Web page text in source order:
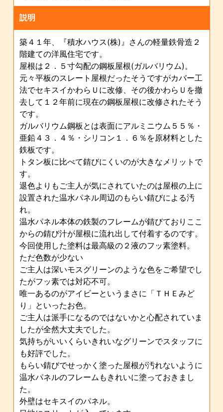
説明
築４１年、『積水ハウス(株)』さんの軽量鉄骨造２
階建ての洋風住宅です。
屋根は２．５寸勾配の鋼板屋根(ガルバリウム)。
元々平板のスレート屋根だったそうですがカバー工
法でセキスイかわらＵに改修、その後かわらＵを撤
去して１２年前に現在の鋼板屋根に改修されたそう
です。
ガルバリウム鋼板とは表面にアルミニウム５５％・
亜鉛４３．４％・シリコン１．６％を原材料とした
鉄板です。
トタン板に比べて錆びにくいのが大きなメリットで
す。
退色よりもご主人が気にされていたのは屋根の上に
設置された温水パネル周辺のもらい錆びによる汚
れ。
温水パネル本体の鉄製のフレームが錆びておりここ
からの錆び汁が屋根に流れ出して付着するのです。
今回使用した塗料は最高級の２液のフッ素塗料。
ただ色数が少ない
ご主人は深いモスグリーンのような色をご希望でし
たがフッ素では対応不可。
唯一あるのがアイビーというまさに「ＴＨＥみど
り」といったお色。
ご主人は派手になるのではないかと心配されていま
したが全然大丈夫でした。
気持ちがいいくらいきれいなグリーンでスタッフに
も好評でした。
もらい錆びでせっかく塗った屋根が汚れないように
温水パネルのフレームもきれいに塗っておきまし
た。
外壁はセキスイのパネル。